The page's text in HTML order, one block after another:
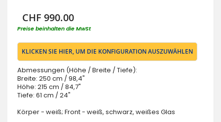
CHF 990.00
Preise beinhalten die MwSt
KLICKEN SIE HIER, UM DIE KONFIGURATION AUSZUWÄHLEN
Abmessungen (Höhe / Breite / Tiefe):
Breite: 250 cm / 98,4"
Höhe: 215 cm / 84,7"
Tiefe: 61 cm / 24"
Körper - weiß; Front - weiß, schwarz, weißes Glas